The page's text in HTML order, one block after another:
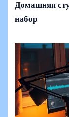
Домашняя
набор